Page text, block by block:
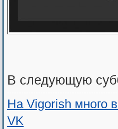
В следующую
На Vigorish много
VK